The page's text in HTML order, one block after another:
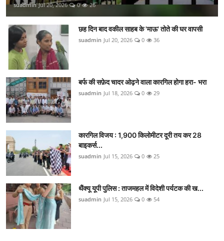
suadmin Jul 20, 2026 0 26
छह दिन बाद वकील साहब के 'माऊ' तोते की घर वापसी
suadmin Jul 20, 2026 0 36
बर्फ की सफ़ेद चादर ओढ़ने वाला कारगिल होगा हरा- भरा
suadmin Jul 18, 2026 0 29
कारगिल विजय : 1,900 किलोमीटर दूरी तय कर 28
बाइकर्स...
suadmin Jul 15, 2026 0 25
थैंक्यू यूपी पुलिस : ताजमहल में विदेशी पर्यटक की ख...
suadmin Jul 15, 2026 0 54